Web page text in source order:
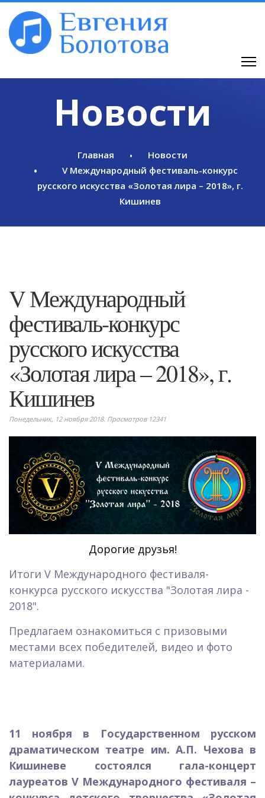
Новости
Главная
Новости
V Международный фестиваль-конкурс
русского искусства «Золотая лира – 2018», г.
Кишинев
V Международный
фестиваль-конкурс
русского искусства
«Золотая лира – 2018», г.
Кишинев
Понедельник, 12 ноября 2018. Просмотров 12341
Дорогие друзья!
Итоги V Международного фестиваля-
конкурса русского искусства "Золотая лира -
2018".
Предлагаем ознакомиться с призовыми
местами всех победителей, видео и фото
материалами.
11 ноября в Государственном русском
драматическом театре им. А.П. Чехова в
Кишиневе состоялся гала-концерт
лауреатов V Международного фестиваля –